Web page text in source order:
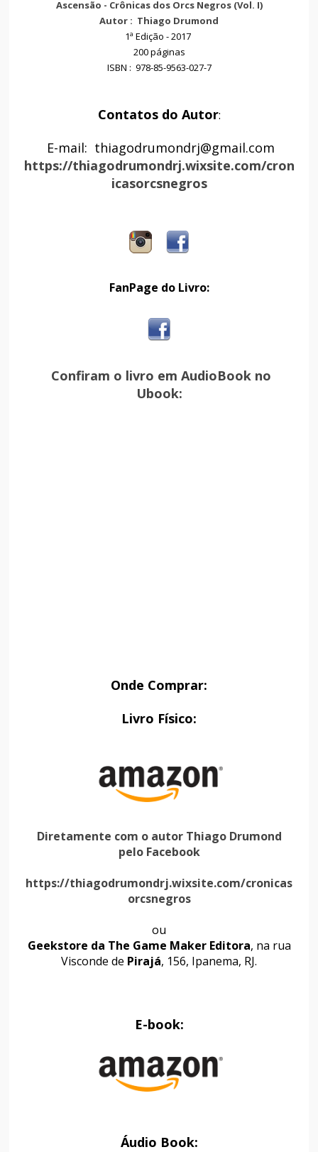
Ascensão - Crônicas dos Orcs Negros (Vol. I)
Autor : Thiago Drumond
1ª Edição - 2017
200 páginas
ISBN : 978-85-9563-027-7
Contatos do Autor:
E-mail: thiagodrumondrj@gmail.com
https://thiagodrumondrj.wixsite.com/cron
icasorcsnegros
FanPage do Livro:
Confiram o livro em AudioBook no
Ubook:
Onde Comprar:
Livro Físico:
Diretamente com o autor Thiago Drumond
pelo Facebook
https://thiagodrumondrj.wixsite.com/cronicas
orcsnegros
ou
Geekstore da The Game Maker Editora, na rua
Visconde de Pirajá, 156, Ipanema, RJ.
E-book:
Áudio Book: